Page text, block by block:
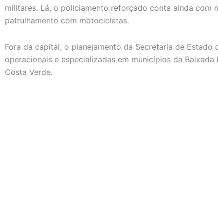
militares. Lá, o policiamento reforçado conta ainda com
patrulhamento com motocicletas.
Fora da capital, o planejamento da Secretaria de Estado
operacionais e especializadas em municípios da
Costa Verde.